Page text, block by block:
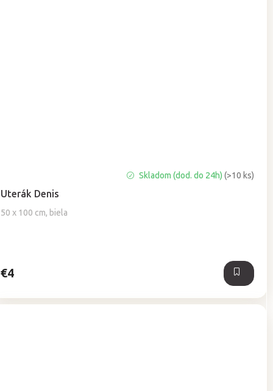
Uterák Denis
50 x 100 cm, biela
hodnotenie
produktu
je
Skladom (dod. do 24h)(>10 ks)
€4